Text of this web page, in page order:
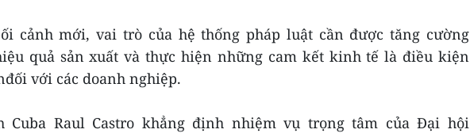
cảnh mới, vai trò của hệ thống pháp luật cần được tăng cường
quả sản xuất và thực hiện những cam kết kinh tế là điều kiện
với các doanh nghiệp.
Cuba Raul Castro khẳng định nhiệm vụ trọng tâm của Đại hội